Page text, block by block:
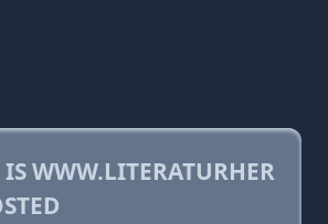
IS WWW.LITERATURHER